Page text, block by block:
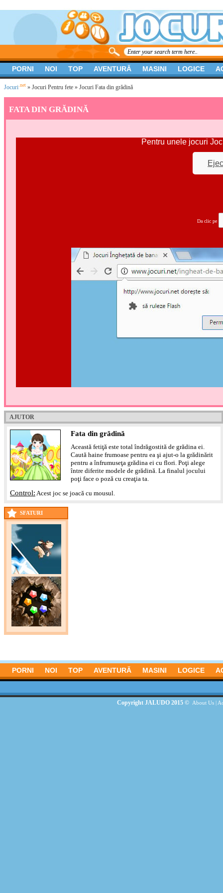
Jocuri .net » Jocuri Pentru fete » Jocuri Fata din grădină
FATA DIN GRĂDINĂ
Pentru unele jocuri
Da clic pe
AJUTOR
Fata din grădină
Această fetiţă este total îndrăgostită de grădina ei.
Caută haine frumoase pentru ea şi ajut-o la grădinărit
pentru a înfrumuseţa grădina ei cu flori. Poţi alege
între diferite modele de grădină. La finalul jocului
poţi face o poză cu creaţia ta.
Control: Acest joc se joacă cu mousul.
SFATURI
PORNI NOI TOP AVENTURĂ MASINI LOGICE
PORNI NOI TOP AVENTURĂ MASINI LOGICE
Copyright JALUDO 2015 © About Us|